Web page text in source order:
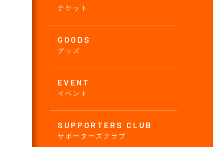
チケット
GOODS
グッズ
EVENT
イベント
SUPPORTERS CLUB
サポーターズクラブ